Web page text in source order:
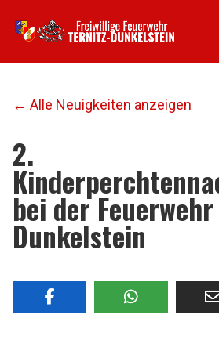
← Alle Neuigkeiten anzeigen
2.
bei der Feuerwehr
Dunkelstein